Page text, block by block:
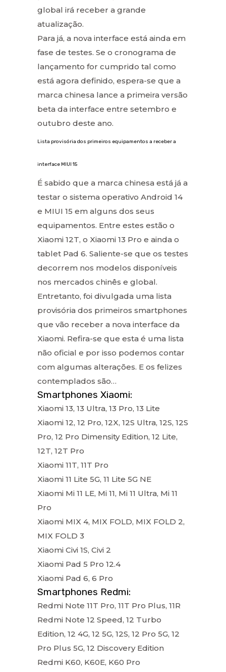
global irá receber a grande
atualização.
Para já, a nova interface está ainda em
fase de testes. Se o cronograma de
lançamento for cumprido tal como
está agora definido, espera-se que a
marca chinesa lance a primeira versão
beta da interface entre setembro e
outubro deste ano.
Lista provisória dos primeiros equipamentos a receber a
interface MIUI 15
É sabido que a marca chinesa está já a
testar o sistema operativo Android 14
e MIUI 15 em alguns dos seus
equipamentos. Entre estes estão o
Xiaomi 12T, o Xiaomi 13 Pro e ainda o
tablet Pad 6. Saliente-se que os testes
decorrem nos modelos disponíveis
nos mercados chinês e global.
Entretanto, foi divulgada uma lista
provisória dos primeiros smartphones
que vão receber a nova interface da
Xiaomi. Refira-se que esta é uma lista
não oficial e por isso podemos contar
com algumas alterações. E os felizes
contemplados são…
Smartphones Xiaomi:
Xiaomi 13, 13 Ultra, 13 Pro, 13 Lite
Xiaomi 12, 12 Pro, 12X, 12S Ultra, 12S, 12S
Pro, 12 Pro Dimensity Edition, 12 Lite,
12T, 12T Pro
Xiaomi 11T, 11T Pro
Xiaomi 11 Lite 5G, 11 Lite 5G NE
Xiaomi Mi 11 LE, Mi 11, Mi 11 Ultra, Mi 11
Pro
Xiaomi MIX 4, MIX FOLD, MIX FOLD 2,
MIX FOLD 3
Xiaomi Civi 1S, Civi 2
Xiaomi Pad 5 Pro 12.4
Xiaomi Pad 6, 6 Pro
Smartphones Redmi:
Redmi Note 11T Pro, 11T Pro Plus, 11R
Redmi Note 12 Speed, 12 Turbo
Edition, 12 4G, 12 5G, 12S, 12 Pro 5G, 12
Pro Plus 5G, 12 Discovery Edition
Redmi K60, K60E, K60 Pro